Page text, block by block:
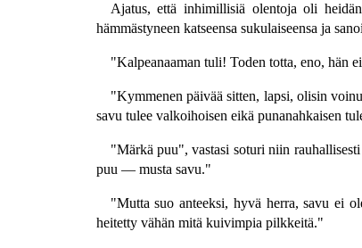
Ajatus, että inhimillisiä olentoja oli
hämmästyneen katseensa sukulaiseensa ja
"Kalpeanaaman tuli! Toden totta, eno, hän
"Kymmenen päivää sitten, lapsi, olisin
savu tulee valkoihoisen eikä punanahkaisen
"Märkä puu", vastasi soturi niin
puu — musta savu."
"Mutta suo anteeksi, hyvä herra, savu ei
heitetty vähän mitä kuivimpia pilkkeitä."